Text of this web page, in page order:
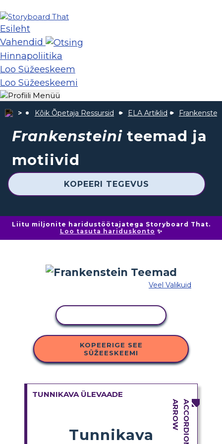
Esileht
Vahendid
Hinnapoliitika
Loo Süžeeskeem
Loo Süžeeskeemi
Kõik Õpetaja Ressursid ELA Artiklid
Frankensteini teemad ja
motiivid
KOPEERI TEGEVUS
Liitu miljonite haridustöötajatega Storyboard That.
Loo tasuta hariduskonto ✨
Veel Valikuid
KOPEERIGE SEE
SÜŽEESKEEMI
TUNNIKAVA ÜLEVAADE
Tunnikava